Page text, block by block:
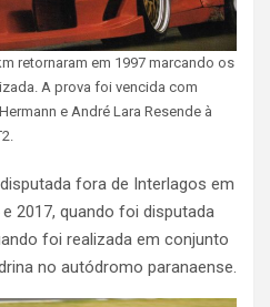
retornaram em 1997 marcando os
A prova foi vencida com
e André Lara Resende à
fora de Interlagos em
2017, quando foi disputada
foi realizada em conjunto
no autódromo paranaense.